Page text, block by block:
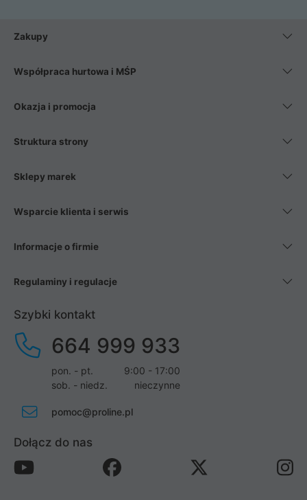
wentylatory. Na koniec mając już to wszystko, możesz
Zakupy
Współpraca hurtowa i MŚP
Okazja i promocja
Struktura strony
Sklepy marek
Wsparcie klienta i serwis
Informacje o firmie
Regulaminy i regulacje
Szybki kontakt
664 999 933
pon. - pt.
9:00 - 17:00
sob. - niedz.
nieczynne
pomoc@proline.pl
Dołącz do nas